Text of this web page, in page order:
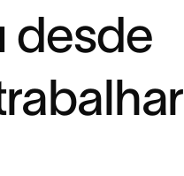
desde